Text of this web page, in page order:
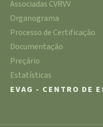
Associadas CVRVV
Organograma
Processo de Certificação
Documentação
Preçário
Estatísticas
EVAG - CENTRO DE